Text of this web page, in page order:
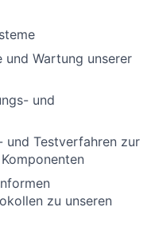
und Wartung unserer
und
und Testverfahren zur
zu unseren